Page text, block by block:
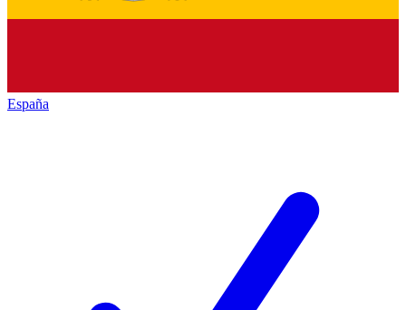
España